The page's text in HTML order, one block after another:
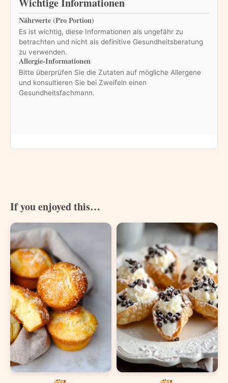
Nährwerte (Pro Portion)
Es ist wichtig, diese Informationen als ungefähr zu
betrachten und nicht als definitive Gesundheitsberatung
zu verwenden.
Allergie-Informationen
Bitte überprüfen Sie die Zutaten auf mögliche Allergene
und konsultieren Sie bei Zweifeln einen
Gesundheitsfachmann.
If you enjoyed this…